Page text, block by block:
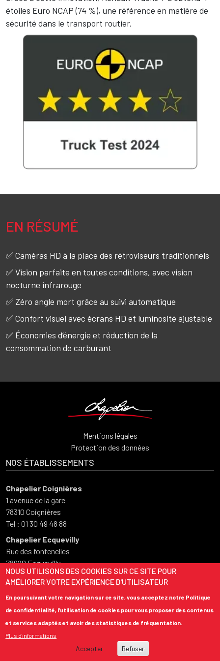
étoiles Euro NCAP (74 %), une référence en matière de
sécurité dans le transport routier.
Image
Texte
EN RÉSUMÉ
✅Caméras HD à la place des rétroviseurs traditionnels
✅Vision parfaite en toutes conditions, avec vision
nocturne infrarouge
✅ Zéro angle mort grâce au suivi automatique
✅Confort visuel avec écrans HD et luminosité ajustable
✅ Économies d’énergie et réduction de la
consommation de carburant
Mentions légales
Protection des données
NOS ÉTABLISSEMENTS
Chapelier Coignières
1 avenue de la gare
78310 Coignières
Tel : 01 30 49 48 88
Chapelier Ecquevilly
Rue des fontenelles
78920 Ecquevilly
Tel : 01 34 75 50 73
Du lundi au vendredi
08:00 – 12:00
13:30 – 18:00
NOUS UTILISONS DES COOKIES SUR CE SITE POUR
AMÉLIORER VOTRE EXPÉRIENCE D'UTILISATEUR
En poursuivant votre navigation sur ce site, vous acceptez notre Politique
de confidentialité, l’utilisation de cookies pour vous proposer des contenus
et services adaptés et avoir des statistiques de fréquentation.
Plus d'informations
Accepter Refuser